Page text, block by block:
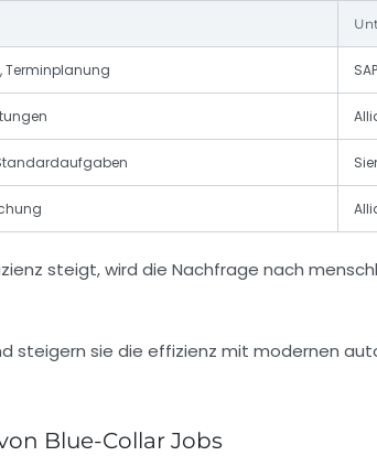
Terminplanung
steigt, wird die Nachfrage nach
Blue-Collar Jobs